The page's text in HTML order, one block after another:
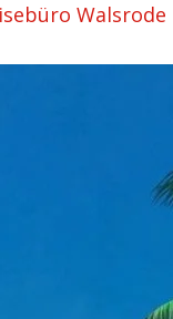
Walsrode